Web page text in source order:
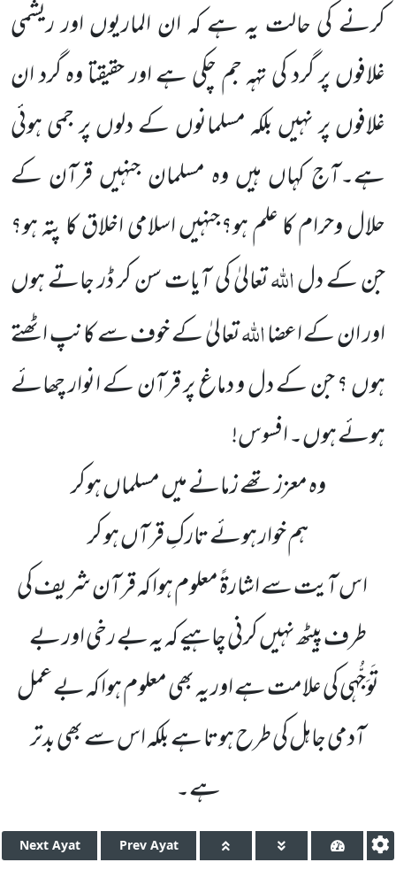
کرنے کی حالت یہ ہے کہ ان الماریوں اور ریشمی
غلافوں پر گرد کی تہہ جم چکی ہے اور حقیقتا وہ گرد ان
غلافوں پر نہیں بلکہ مسلمانوں کے دلوں پر جمی ہوئی
ہے۔آج کہاں ہیں وہ مسلمان جنہیں قرآن کے
حلال وحرام کا علم ہو؟جنہیں اسلامی اخلاق کا پتہ ہو؟
جن کے دلاللہتعالیٰ کی آیات سن کر ڈر جاتے ہوں
اور ان کے اعضااللہتعالیٰ کے خوف سے کانپ اٹھتے
ہوں ؟ جن کے دل و دماغ پر قرآن کے انوار چھائے
ہوئے ہوں۔ افسوس!
وہ معزز تھے زمانے میں مسلماں ہوکر
ہم خوار ہوئے تارکِ قرآں ہو کر
اس آیت سے اشارۃً معلوم ہوا کہ قرآن شریف کی
طرف پیٹھ نہیں کرنی چاہیے کہ یہ بے رخی اور بے
تَوَجُّہی کی علامت ہے اور یہ بھی معلوم ہوا کہ بے عمل
آدمی جاہل کی طرح ہوتا ہے بلکہ اس سے بھی بدتر
ہے۔
Next Ayat Prev Ayat